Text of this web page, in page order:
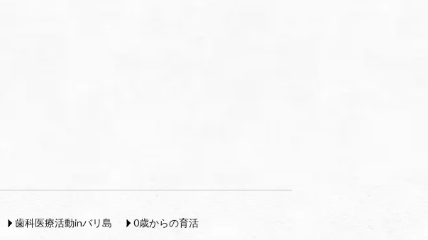
歯科医療活動inバリ島
0歳からの育活